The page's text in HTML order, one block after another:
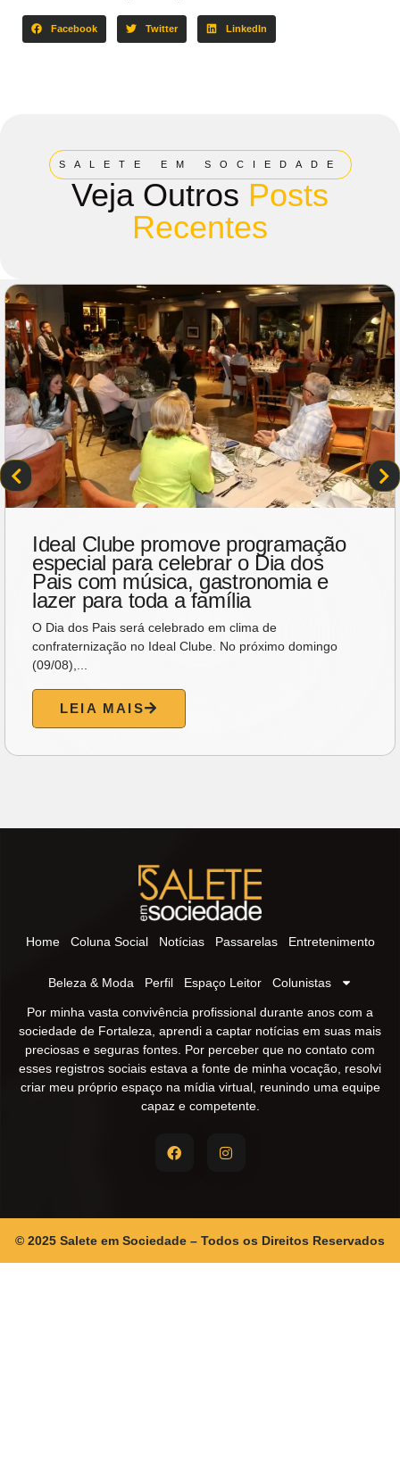
Facebook Twitter LinkedIn
SALETE EM SOCIEDADE
Veja Outros Posts
Recentes
Ideal Clube promove programação
especial para celebrar o Dia dos
Pais com música, gastronomia e
lazer para toda a família
O Dia dos Pais será celebrado em clima de
confraternização no Ideal Clube. No próximo domingo
(09/08),...
LEIA MAIS
Home Coluna Social Notícias Passarelas Entretenimento
Beleza & Moda Perfil Espaço Leitor Colunistas
Por minha vasta convivência profissional durante anos com a
sociedade de Fortaleza, aprendi a captar notícias em suas mais
preciosas e seguras fontes. Por perceber que no contato com
esses registros sociais estava a fonte de minha vocação, resolvi
criar meu próprio espaço na mídia virtual, reunindo uma equipe
capaz e competente.
© 2025 Salete em Sociedade – Todos os Direitos Reservados